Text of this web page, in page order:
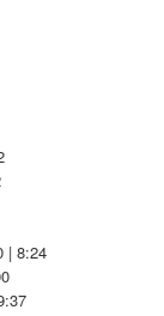
| 8:24